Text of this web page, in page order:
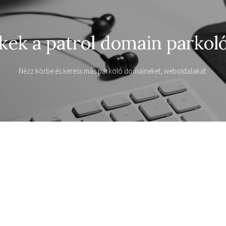
a patrol domain
Nézz körbe és keress más parkoló domaineket, weboldalakat.